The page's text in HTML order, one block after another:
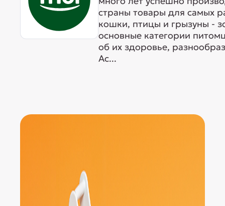
страны товары для самых
кошки, птицы и грызуны -
основные категории
об их здоровье,
Ас...